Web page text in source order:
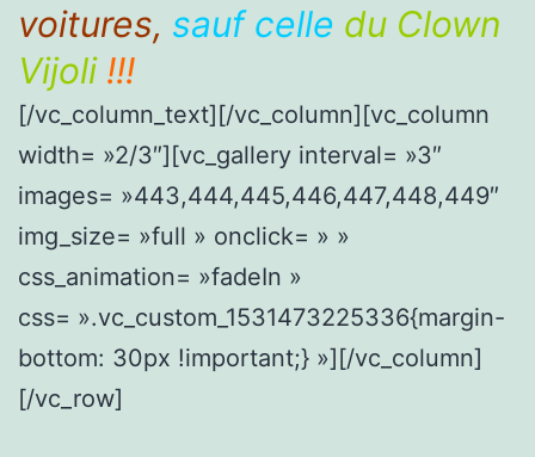
voitures, sauf celle du Clown
Vijoli !!!
[/vc_column_text][/vc_column][vc_column
width= »2/3″][vc_gallery interval= »3″
images= »443,444,445,446,447,448,449″
img_size= »full » onclick= » »
css_animation= »fadeIn »
css= ».vc_custom_1531473225336{margin-
bottom: 30px !important;} »][/vc_column]
[/vc_row]